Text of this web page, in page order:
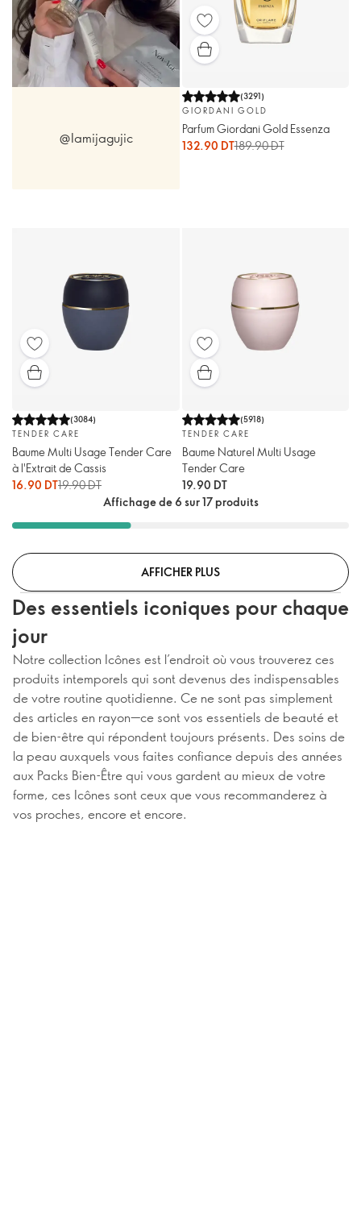
@Iamijagujic
(3291)
GIORDANI GOLD
Parfum Giordani Gold Essenza
132.90 DT189.90 DT
(3084)
TENDER CARE
Baume Multi Usage Tender Care
à l'Extrait de Cassis
16.90 DT19.90 DT
(5918)
TENDER CARE
Baume Naturel Multi Usage
Tender Care
19.90 DT
Affichage de 6 sur 17 produits
AFFICHER PLUS
Des essentiels iconiques pour chaque
jour
Notre collection Icônes est l’endroit où vous trouverez ces
produits intemporels qui sont devenus des indispensables
de votre routine quotidienne. Ce ne sont pas simplement
des articles en rayon—ce sont vos essentiels de beauté et
de bien-être qui répondent toujours présents. Des soins de
la peau auxquels vous faites confiance depuis des années
aux Packs Bien-Être qui vous gardent au mieux de votre
forme, ces Icônes sont ceux que vous recommanderez à
vos proches, encore et encore.